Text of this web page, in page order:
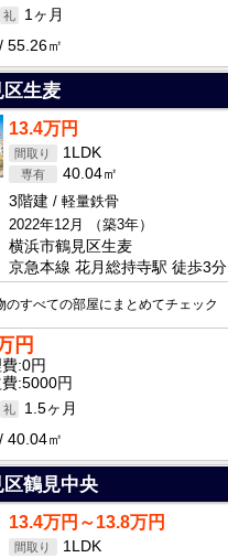
1ヶ月
55.26㎡
区生麦
13.4万円
1LDK
40.04㎡
3階建
軽量鉄骨
2022年12月
（築3年）
横浜市鶴見区生麦
京急本線 花月総持寺駅 徒歩3分
のすべての部屋にまとめてチェック
円
0円
5000円
1.5ヶ月
40.04㎡
鶴見中央
13.4万円～13.8万円
1LDK